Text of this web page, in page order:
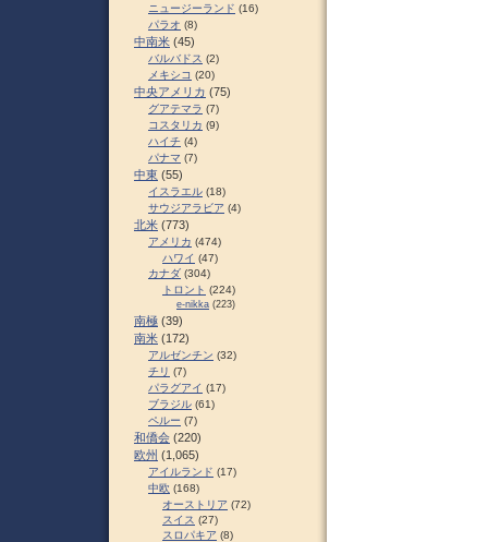
ニュージーランド (16)
パラオ (8)
中南米 (45)
バルバドス (2)
メキシコ (20)
中央アメリカ (75)
グアテマラ (7)
コスタリカ (9)
ハイチ (4)
パナマ (7)
中東 (55)
イスラエル (18)
サウジアラビア (4)
北米 (773)
アメリカ (474)
ハワイ (47)
カナダ (304)
トロント (224)
e-nikka (223)
南極 (39)
南米 (172)
アルゼンチン (32)
チリ (7)
パラグアイ (17)
ブラジル (61)
ペルー (7)
和僑会 (220)
欧州 (1,065)
アイルランド (17)
中欧 (168)
オーストリア (72)
スイス (27)
スロパキア (8)